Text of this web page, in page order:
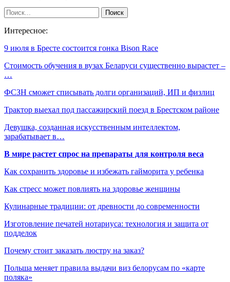
Интересное:
9 июля в Бресте состоится гонка Bison Race
Стоимость обучения в вузах Беларуси существенно вырастет –
…
ФСЗН сможет списывать долги организаций, ИП и физлиц
Трактор выехал под пассажирский поезд в Брестском районе
Девушка, созданная искусственным интеллектом,
зарабатывает в…
В мире растет спрос на препараты для контроля веса
Как сохранить здоровье и избежать гайморита у ребенка
Как стресс может повлиять на здоровье женщины
Кулинарные традиции: от древности до современности
Изготовление печатей нотариуса: технология и защита от
подделок
Почему стоит заказать люстру на заказ?
Польша меняет правила выдачи виз белорусам по «карте
поляка»